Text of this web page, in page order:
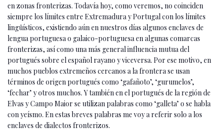
en zonas fronterizas. Todavía hoy, como veremos, no coinciden
siempre los límites entre Extremadura y Portugal con los límites
lingüísticos, existiendo aún en nuestros días algunos enclaves de
lengua portuguesa o galaico-portuguesa en algunas comarcas
fronterizas, así como una más general influencia mutua del
portugués sobre el español rayano y viceversa. Por ese motivo, en
muchos pueblos extremeños cercanos a la frontera se usan
términos de origen portugués como ‘gafañoto’, ‘gurumelos’,
‘fechar’ y otros muchos. Y también en el portugués de la región de
Elvas y Campo Maior se utilizan palabras como ‘galleta’ o se habla
con yeísmo. En estas breves palabras me voy a referir solo a los
enclaves de dialectos fronterizos.